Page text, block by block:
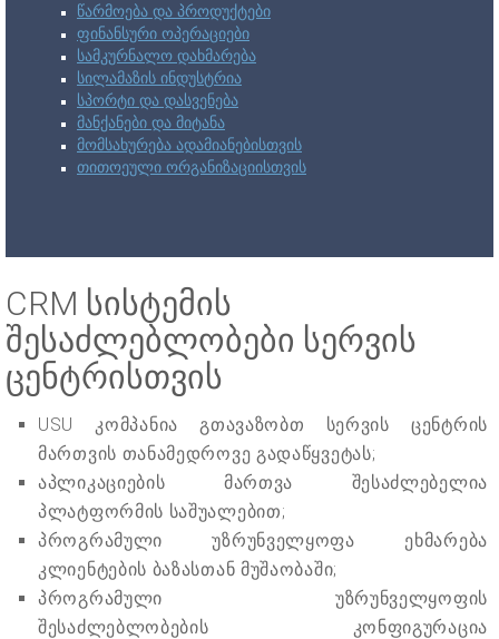
წარმოება და პროდუქტები
ფინანსური ოპერაციები
სამკურნალო დახმარება
სილამაზის ინდუსტრია
სპორტი და დასვენება
მანქანები და მიტანა
მომსახურება ადამიანებისთვის
თითოეული ორგანიზაციისთვის
CRM სისტემის
შესაძლებლობები სერვის
ცენტრისთვის
USU კომპანია გთავაზობთ სერვის ცენტრის
მართვის თანამედროვე გადაწყვეტას;
აპლიკაციების მართვა შესაძლებელია
პლატფორმის საშუალებით;
პროგრამული უზრუნველყოფა ეხმარება
კლიენტების ბაზასთან მუშაობაში;
პროგრამული უზრუნველყოფის
შესაძლებლობების კონფიგურაცია